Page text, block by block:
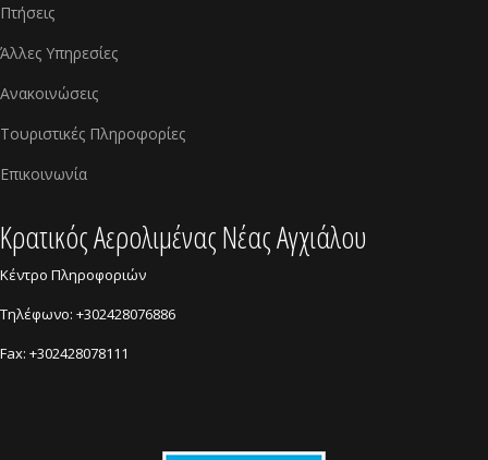
Πτήσεις
Άλλες Υπηρεσίες
Ανακοινώσεις
Τουριστικές Πληροφορίες
Επικοινωνία
Kρατικός Αερολιμένας Νέας Αγχιάλου
Κέντρο Πληροφοριών
Τηλέφωνο: +302428076886
Fax: +302428078111